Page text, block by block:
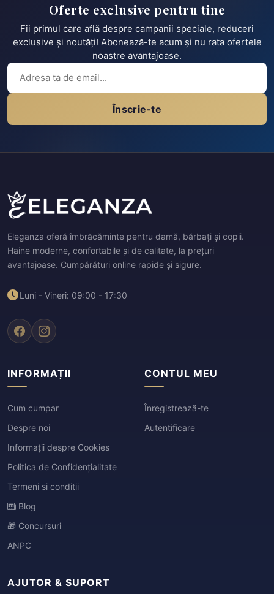
Oferte exclusive pentru tine
Fii primul care află despre campanii speciale, reduceri
exclusive și noutăți! Abonează-te acum și nu rata ofertele
noastre avantajoase.
Înscrie-te
Eleganza oferă îmbrăcăminte pentru damă, bărbați și copii.
Haine moderne, confortabile și de calitate, la prețuri
avantajoase. Cumpărături online rapide și sigure.
Luni - Vineri: 09:00 - 17:30
INFORMAȚII
Cum cumpar
Despre noi
Informații despre Cookies
Politica de Confidențialitate
Termeni si conditii
Blog
🎁 Concursuri
ANPC
CONTUL MEU
Înregistrează-te
Autentificare
AJUTOR & SUPORT